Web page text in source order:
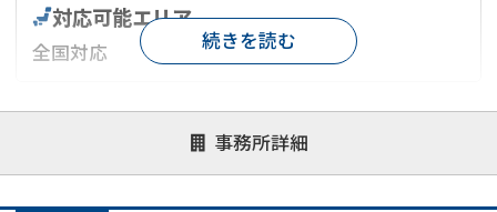
事務所詳細
対応可能エリア
全国対応
対応が親身 オンライン面談可能
レスポンスが早い
1億円以上の買取可
続きを読む